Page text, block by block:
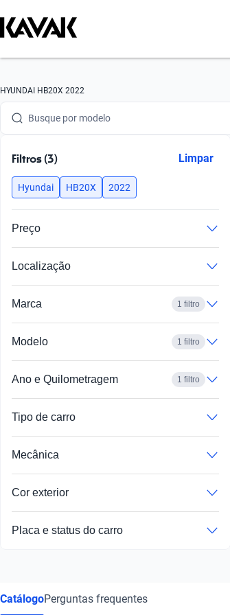
HYUNDAI HB20X 2022
Busque por marca
Busque por modelo
Busque por ano
Busque por marca
Busque por versão
Busque por ano
Filtros (3) Limpar
Hyundai HB20X 2022
Preço
Localização
Marca 1 filtro
Modelo 1 filtro
Ano e Quilometragem 1 filtro
Tipo de carro
Mecânica
Cor exterior
Placa e status do carro
CatálogoPerguntas frequentes